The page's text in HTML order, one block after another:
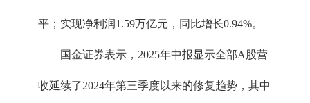
平；实现净利润1.59万亿元，同比增长0.94%。
国金证券表示，2025年中报显示全部A股营
收延续了2024年第三季度以来的修复趋势，其中